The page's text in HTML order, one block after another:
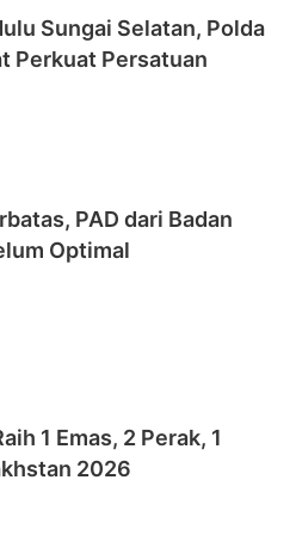
Sungai Selatan, Polda
Perkuat Persatuan
PAD dari Badan
Optimal
1 Emas, 2 Perak, 1
2026